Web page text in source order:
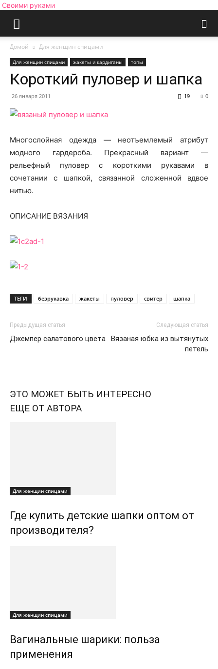
Своими руками
Домой Для женщин спицами
Для женщин спицами жакеты и кардиганы топы
Короткий пуловер и шапка
26 января 2011 0
19
Многослойная одежда — неотъемлемый атрибут
модного гардероба. Прекрасный вариант —
рельефный пуловер с короткими рукавами в
сочетании с шапкой, связанной сложенной вдвое
нитью.
ОПИСАНИЕ ВЯЗАНИЯ
ТЕГИ безрукавка жакеты пуловер свитер шапка
Предыдущая статья
Джемпер салатового цвета
Следующая статья
Вязаная юбка из вытянутых
петель
ЭТО МОЖЕТ БЫТЬ ИНТЕРЕСНО
ЕЩЕ ОТ АВТОРА
Для женщин спицами
Где купить детские шапки оптом от
производителя?
Для женщин спицами
Вагинальные шарики: польза
применения